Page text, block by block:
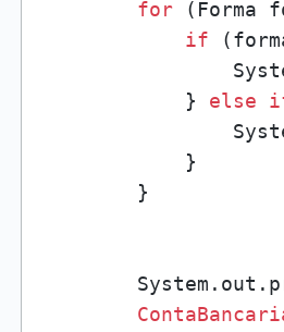
for (Forma
if
            }
else
            }
        }